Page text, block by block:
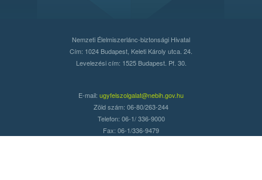
Nemzeti Élelmiszerlánc-biztonsági Hivatal
Cím: 1024 Budapest, Keleti Károly utca. 24.
Levelezési cím: 1525 Budapest. Pf. 30.
E-mail: ugyfelszolgalat@nebih.gov.hu
Zöld szám: 06-80/263-244
Telefon: 06-1/ 336-9000
Fax: 06-1/336-9479